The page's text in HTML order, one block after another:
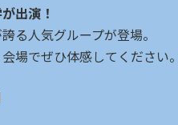
出演！
る人気グループが登場。
場でぜひ体感してください